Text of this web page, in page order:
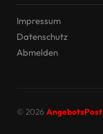
Impressum
Datenschutz
Abmelden
© 2026 AngebotsPost